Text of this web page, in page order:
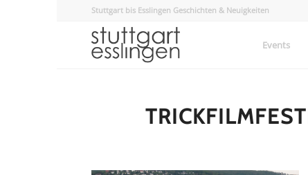
Stuttgart bis Esslingen Geschichten & Neuigkeiten
Events